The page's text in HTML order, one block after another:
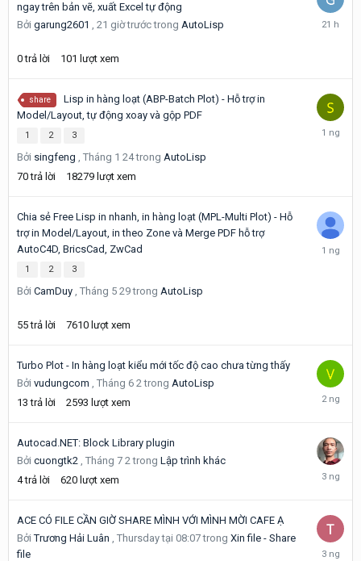
ngay trên bản vẽ, xuất Excel tự động
Bởi garung2601 , 21 giờ trướctrong AutoLisp
0 trả lời 101 lượt xem
21
share
Lisp in hàng loạt (ABP-Batch Plot) - Hỗ trợ in
Model/Layout, tự động xoay và gộp PDF
1 2 3
Bởi singfeng , Tháng 1 24trong AutoLisp
70 trả lời 18279 lượt xem
Hôm
Chia sẻ Free Lisp in nhanh, in hàng loạt (MPL-Multi Plot) - Hỗ
trợ in Model/Layout, in theo Zone và Merge PDF hỗ trợ
AutoC4D, BricsCad, ZwCad
1 2 3
Bởi CamDuy , Tháng 5 29trong AutoLisp
55 trả lời 7610 lượt xem
Saturday
Turbo Plot - In hàng loạt kiểu mới tốc độ cao chưa từng thấy
Bởi vudungcom , Tháng 6 2trong AutoLisp
13 trả lời 2593 lượt xem
Friday
Autocad.NET: Block Library plugin
Bởi cuongtk2 , Tháng 7 2trong Lập trình khác
4 trả lời 620 lượt xem
Friday
ACE CÓ FILE CẦN GIỜ SHARE MÌNH VỚI MÌNH MỜI CAFE Ạ
BởiTrương Hải Luân , Thursday tại 08:07trong Xin file - Share
file
Thursday